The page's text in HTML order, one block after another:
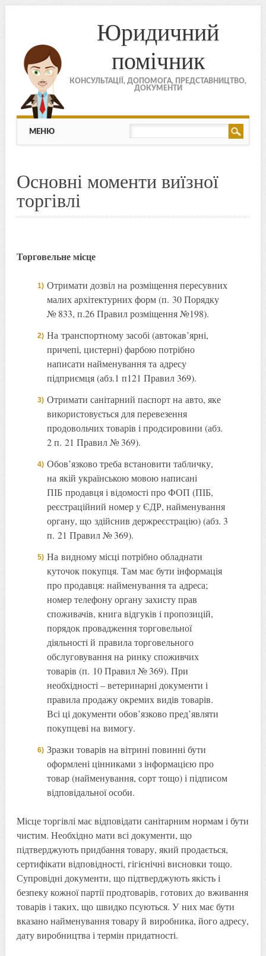
Юридичний
помічник
КОНСУЛЬТАЦІЇ, ДОПОМОГА, ПРЕДСТАВНИЦТВО,
ДОКУМЕНТИ
МЕНЮ
Skip to content
МЕНЮ
Основні моменти виїзної
торгівлі
Торговельне місце
Отримати дозвіл на розміщення пересувних
малих архітектурних форм (п. 30 Порядку
№ 833, п.26 Правил розміщення №198).
На транспортному засобі (автокав’ярні,
причепі, цистерні) фарбою потрібно
написати найменування та адресу
підприємця (абз.1 п121 Правил 369).
Отримати санітарний паспорт на авто, яке
використовується для перевезення
продовольчих товарів і продсировини (абз.
2 п. 21 Правил № 369).
Обов’язково треба встановити табличку,
на якій українською мовою написані
ПІБ продавця і відомості про ФОП (ПІБ,
реєстраційний номер у ЄДР, найменування
органу, що здійснив держреєстрацію) (абз. 3
п. 21 Правил № 369).
На видному місці потрібно обладнати
куточок покупця. Там має бути інформація
про продавця: найменування та адреса;
номер телефону органу захисту прав
споживачів, книга відгуків і пропозицій,
порядок провадження торговельної
діяльності й правила торговельного
обслуговування на ринку споживчих
товарів (п. 10 Правил № 369). При
необхідності – ветеринарні документи і
правила продажу окремих видів товарів.
Всі ці документи обов’язково пред’являти
покупцеві на вимогу.
Зразки товарів на вітрині повинні бути
оформлені цінниками з інформацією про
товар (найменування, сорт тощо) і підписом
відповідальної особи.
Місце торгівлі має відповідати санітарним нормам і бути
чистим. Необхідно мати всі документи, що
підтверджують придбання товару, який продається,
сертифікати відповідності, гігієнічні висновки тощо.
Супровідні документи, що підтверджують якість і
безпеку кожної партії продтоварів, готових до вживання
товарів і таких, що швидко псуються. У них має бути
вказано найменування товару й виробника, його адресу,
дату виробництва і термін придатності.